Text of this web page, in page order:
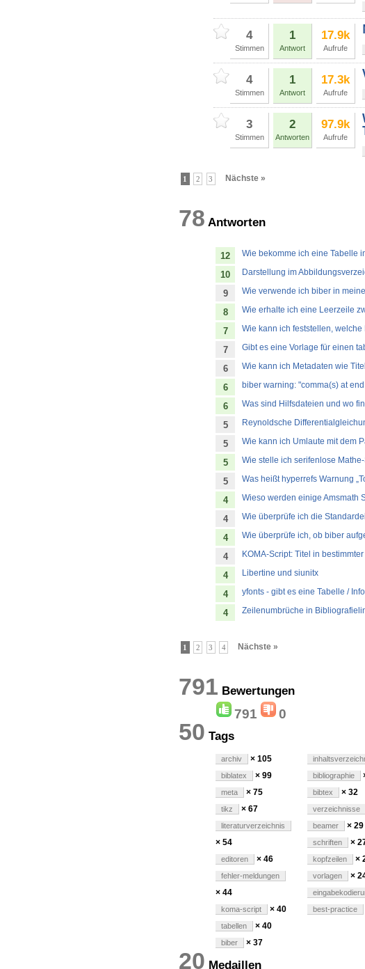
4
Stimmen
1
Antwort
17.9k
Aufrufe
4
Stimmen
1
Antwort
17.3k
Aufrufe
3
Stimmen
2
Antworten
97.9k
Aufrufe
1 2 3 Nächste »
78 Antworten
12 Wie bekomme ich eine Tabelle
10 Darstellung im
9 Wie verwende ich biber in
8 Wie erhalte ich eine Leerzeile
7 Wie kann ich feststellen,
7 Gibt es eine Vorlage für einen
6 Wie kann ich Metadaten wie
6 biber warning: "comma(s) at
6 Was sind Hilfsdateien und wo
5 Reynoldsche
5 Wie kann ich Umlaute mit dem
5 Wie stelle ich serifenlose
5 Was heißt hyperrefs Warnung
4 Wieso werden einige Amsmath
4 Wie überprüfe ich die
4 Wie überprüfe ich, ob biber
4 KOMA-Script: Titel in
4 Libertine und siunitx
4 yfonts - gibt es eine Tabelle /
4 Zeilenumbrüche in
1 2 3 4 Nächste »
791 Bewertungen
791 0
50 Tags
archiv × 105
biblatex × 99
meta × 75
tikz × 67
literaturverzeichnis
× 54
editoren × 46
fehler-meldungen
× 44
koma-script × 40
tabellen × 40
biber × 37
bibliographie
bibtex × 32
verzeichnisse
beamer × 29
schriften ×
kopfzeilen ×
vorlagen ×
best-practice
20 Medaillen